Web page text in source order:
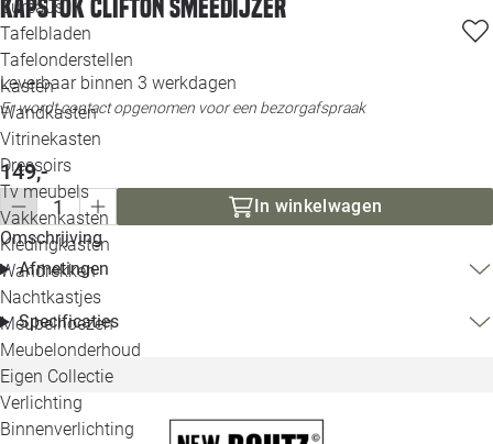
Bureaus
Tafelbladen
Tafelonderstellen
Kasten
Wandkasten
Vitrinekasten
Dressoirs
Tv meubels
Vakkenkasten
Kledingkasten
Wandrekken
Nachtkastjes
Meubelhoezen
Meubelonderhoud
Eigen Collectie
Verlichting
Binnenverlichting
Alle
Kapstok Clifton smeedijzer
Leverbaar binnen 3 werkdagen
Er wordt contact opgenomen voor een bezorgafspraak
149,-
In winkelwagen
Omschrijving
Afmetingen
Specificaties